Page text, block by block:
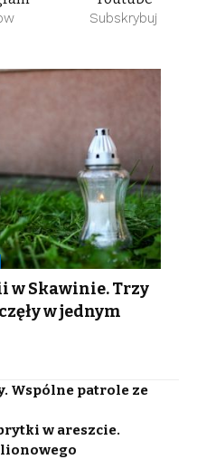
Subskrybuj
w Skawinie. Trzy
w jednym
Wspólne patrole ze
w areszcie.